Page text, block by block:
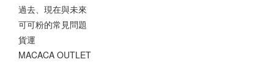
過去、現在與未來
可可粉的常見問題
貨運
MACACA OUTLET